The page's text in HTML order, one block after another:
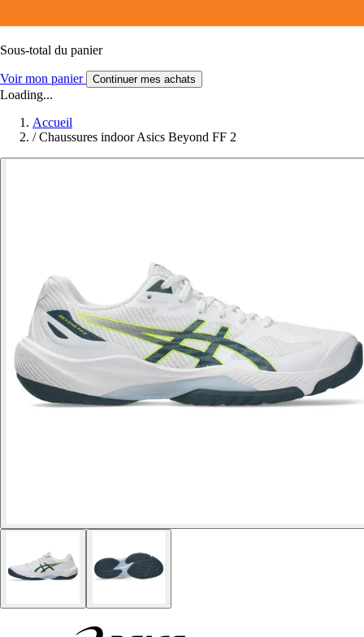
Sous-total du panier
Voir mon panier Continuer mes achats
Loading...
Accueil
/ Chaussures indoor Asics Beyond FF 2